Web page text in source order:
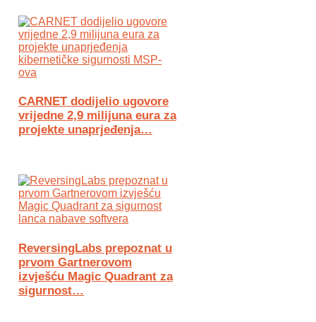
CARNET dodijelio ugovore
vrijedne 2,9 milijuna eura za
projekte unaprjeđenja…
ReversingLabs prepoznat u
prvom Gartnerovom
izvješću Magic Quadrant za
sigurnost…